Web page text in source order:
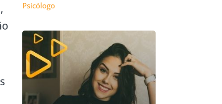
Psicólogo